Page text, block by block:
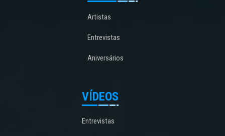
Artistas
Entrevistas
Aniversários
VÍDEOS
Entrevistas